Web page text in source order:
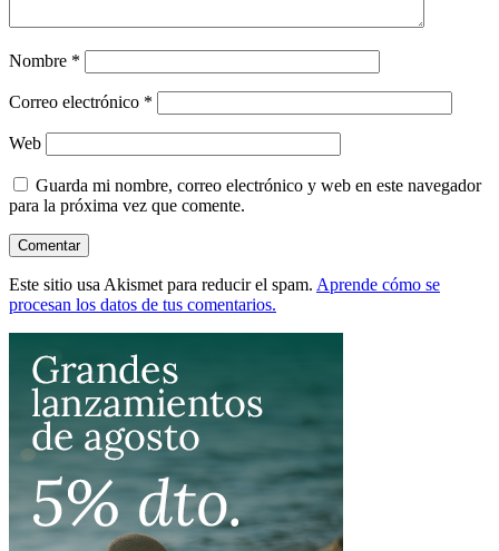
Nombre *
Correo electrónico *
Web
Guarda mi nombre, correo electrónico y web en este navegador
para la próxima vez que comente.
Este sitio usa Akismet para reducir el spam. Aprende cómo se
procesan los datos de tus comentarios.